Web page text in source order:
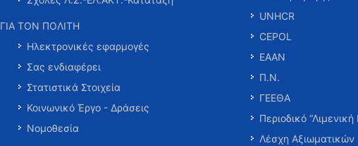
ΓΙΑ ΤΟΝ ΠΟΛΙΤΗ
Ηλεκτρονικές εφαρμογές
Σας ενδιαφέρει
Στατιστικά Στοιχεία
Κοινωνικό Έργο - Δράσεις
Νομοθεσία
UNHCR
CEPOL
ΕΑΑΝ
Π.Ν.
ΓΕΕΘΑ
Περιοδικό
Λέσχη Αξιωματικών